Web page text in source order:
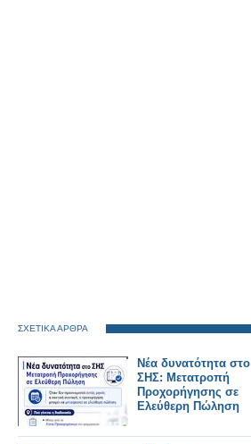
ΣΧΕΤΙΚΑ ΑΡΘΡΑ
Νέα δυνατότητα στο
ΣΗΣ: Μετατροπή
Προχορήγησης σε
Ελεύθερη Πώληση